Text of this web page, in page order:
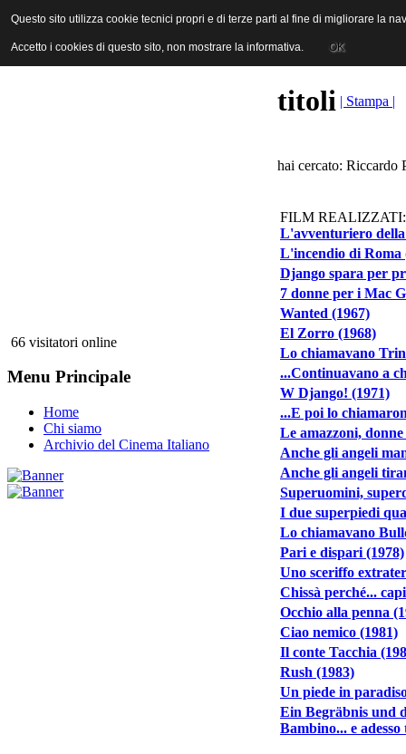
ANICA | Associazione Nazionale Industrie Cinematografiche
66 visitatori online
Menu Principale
Home
Chi siamo
Archivio del Cinema Italiano
titoli | Stampa |
hai cercato: Riccardo
FILM REALIZZATI:
L'avventuriero
L'incendio di Roma
Django spara per
7 donne per i Mac
Wanted (1967)
El Zorro (1968)
Lo chiamavano
...Continuavano a
W Django! (1971)
...E poi lo
Le amazzoni,
Anche gli angeli
Anche gli angeli
Superuomini,
I due superpiedi
Lo chiamavano
Pari e dispari (1978)
Uno sceriffo
Chissà perché...
Occhio alla penna
Ciao nemico (1981)
Il conte Tacchia
Rush (1983)
Un piede in
Ein Begräbnis und
Bambino... e
Questo sito utilizza cookie tecnici propri e di terze parti al fine di migliorare la
Accetto i cookies di questo sito, non mostrare la informativa. OK
Questo sito utilizza cookie tecnici propri e di terze parti al fine di migliorare la
Accetto i cookies di questo sito, non mostrare la informativa. OK